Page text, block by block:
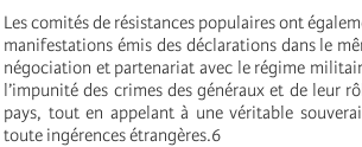
Les comités de résistances populaires ont
manifestations émis des déclarations dans le
négociation et partenariat avec le régime
l’impunité des crimes des généraux et de leur
pays, tout en appelant à une véritable
toute ingérences étrangères.6